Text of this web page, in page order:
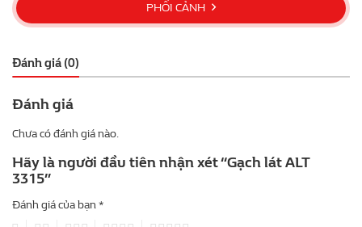
PHỐI CẢNH
Đánh giá (0)
Đánh giá
Chưa có đánh giá nào.
Hãy là người đầu tiên nhận xét “Gạch lát ALT
3315”
Đánh giá của bạn*